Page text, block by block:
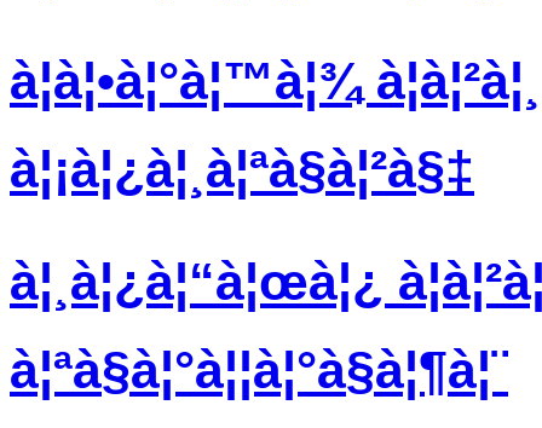
à¦à¦•à¦°à¦™à¦¾
à¦¡à¦¿à¦¸à¦ªà§à¦²à§‡
à¦¸à¦¿à¦“à¦œà¦¿
à¦ªà§à¦°à¦¦à¦°à§à¦¶à¦¨